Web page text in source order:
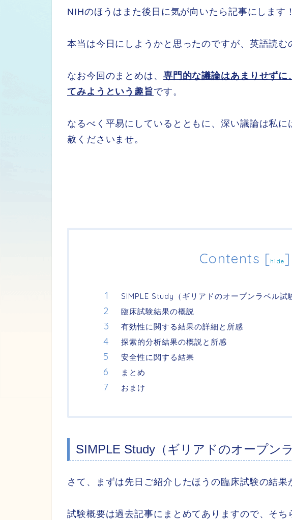
NIHのほうはまた後日に気が向いたら記事にします！
本当は今日にしようかと思ったのですが、英語読む
なお今回のまとめは、 専門的な議論はあまりせず
てみようという趣旨です。
なるべく平易にしているとともに、深い議論は私
赦くださいませ。
Contents [hide]
SIMPLE Study（ギリアドのオープンラベル試
臨床試験結果の概説
有効性に関する結果の詳細と所感
探索的分析結果の概説と所感
安全性に関する結果
まとめ
おまけ
SIMPLE Study（ギリアドのオープン
さて、まずは先日ご紹介したほうの臨床試験の結果
試験概要は過去記事にまとめてありますので、そち